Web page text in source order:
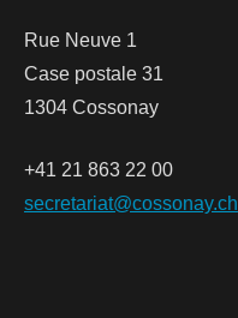
Rue Neuve 1
Case postale 31
1304 Cossonay
+41 21 863 22 00
secretariat@cossonay.ch